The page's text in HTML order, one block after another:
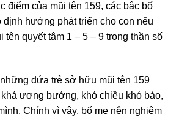
điểm của mũi tên 159, các bậc bố
định hướng phát triển cho con nếu
quyết tâm 1 – 5 – 9 trong thần số
đứa trẻ sở hữu mũi tên 159
ương bướng, khó chiều khó bảo,
Chính vì vậy, bố mẹ nên nghiêm